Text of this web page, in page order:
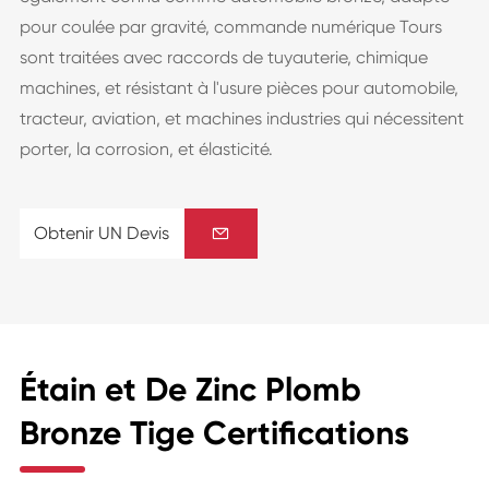
pour coulée par gravité, commande numérique Tours
sont traitées avec raccords de tuyauterie, chimique
machines, et résistant à l'usure pièces pour automobile,
tracteur, aviation, et machines industries qui nécessitent
porter, la corrosion, et élasticité.
Obtenir UN Devis 
Étain et De Zinc Plomb
Bronze Tige Certifications